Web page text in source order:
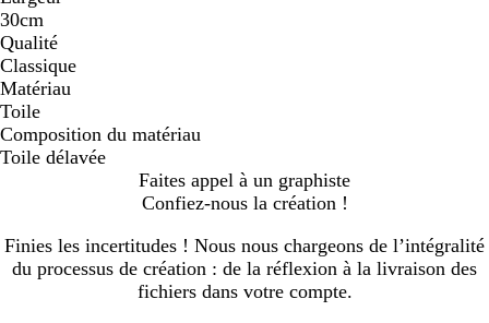
30cm
Qualité
Classique
Matériau
Toile
Composition du matériau
Toile délavée
Faites appel à un graphiste
Confiez-nous la création !
Finies les incertitudes ! Nous nous chargeons de l’intégralité
du processus de création : de la réflexion à la livraison des
fichiers dans votre compte.